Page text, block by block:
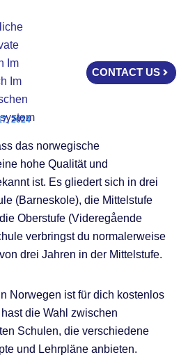
CONTACT US
2024
das norwegische
hohe Qualität und
ist. Es gliedert sich in drei
(Barneskole), die Mittelstufe
Oberstufe (Videregående
verbringst du normalerweise
drei Jahren in der Mittelstufe.
Norwegen ist für dich kostenlos
die Wahl zwischen
Schulen, die verschiedene
und Lehrpläne anbieten.